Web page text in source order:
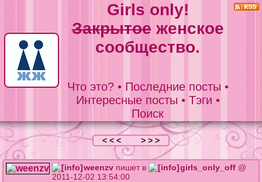
Girls only!
Закрытоеженское
сообщество.
Что это?• Последние посты •
Интересные посты • Тэги •
Поиск
< < < > > >
weenzv пишет в girls_only_off @
2011-12-02 13:54:00